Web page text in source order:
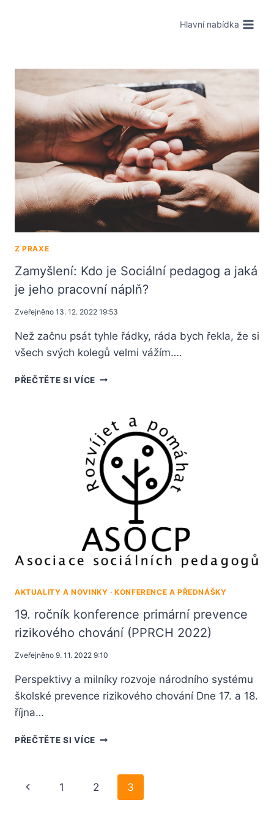
Hlavní nabídka
Z PRAXE
Zamyšlení: Kdo je Sociální pedagog a jaká
je jeho pracovní náplň?
Zveřejněno 13. 12. 2022 19:53
Než začnu psát tyhle řádky, ráda bych řekla, že si
všech svých kolegů velmi vážím….
PŘEČTĚTE SI VÍCE
AKTUALITY A NOVINKY ·KONFERENCE A PŘEDNÁŠKY
19. ročník konference primární prevence
rizikového chování (PPRCH 2022)
Zveřejněno 9. 11. 2022 9:10
Perspektivy a milníky rozvoje národního systému
školské prevence rizikového chování Dne 17. a 18.
října…
PŘEČTĚTE SI VÍCE
1 2 3